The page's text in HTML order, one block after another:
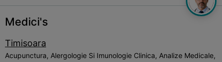
Medici's
Timisoara
Acupunctura, Alergologie Si Imunologie Clinica, Analize Medicale,